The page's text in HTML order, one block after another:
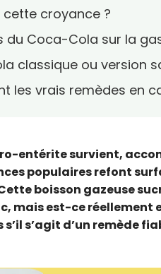
cette croyance ?
du Coca-Cola sur la
classique ou version
les vrais remèdes en
entérite survient,
populaires refont
boisson gazeuse
mais est-ce réellement
s’agit d’un remède